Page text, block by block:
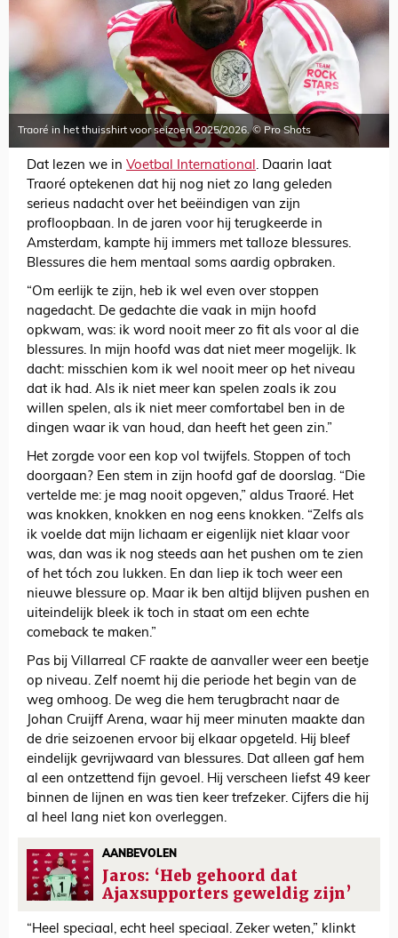
Traoré in het thuisshirt voor seizoen 2025/2026. © Pro Shots
Dat lezen we in Voetbal International. Daarin laat
Traoré optekenen dat hij nog niet zo lang geleden
serieus nadacht over het beëindigen van zijn
profloopbaan. In de jaren voor hij terugkeerde in
Amsterdam, kampte hij immers met talloze blessures.
Blessures die hem mentaal soms aardig opbraken.
“Om eerlijk te zijn, heb ik wel even over stoppen
nagedacht. De gedachte die vaak in mijn hoofd
opkwam, was: ik word nooit meer zo fit als voor al die
blessures. In mijn hoofd was dat niet meer mogelijk. Ik
dacht: misschien kom ik wel nooit meer op het niveau
dat ik had. Als ik niet meer kan spelen zoals ik zou
willen spelen, als ik niet meer comfortabel ben in de
dingen waar ik van houd, dan heeft het geen zin.”
Het zorgde voor een kop vol twijfels. Stoppen of toch
doorgaan? Een stem in zijn hoofd gaf de doorslag. “Die
vertelde me: je mag nooit opgeven,” aldus Traoré. Het
was knokken, knokken en nog eens knokken. “Zelfs als
ik voelde dat mijn lichaam er eigenlijk niet klaar voor
was, dan was ik nog steeds aan het pushen om te zien
of het tóch zou lukken. En dan liep ik toch weer een
nieuwe blessure op. Maar ik ben altijd blijven pushen en
uiteindelijk bleek ik toch in staat om een echte
comeback te maken.”
Pas bij Villarreal CF raakte de aanvaller weer een beetje
op niveau. Zelf noemt hij die periode het begin van de
weg omhoog. De weg die hem terugbracht naar de
Johan Cruijff Arena, waar hij meer minuten maakte dan
de drie seizoenen ervoor bij elkaar opgeteld. Hij bleef
eindelijk gevrijwaard van blessures. Dat alleen gaf hem
al een ontzettend fijn gevoel. Hij verscheen liefst 49 keer
binnen de lijnen en was tien keer trefzeker. Cijfers die hij
al heel lang niet kon overleggen.
AANBEVOLEN
Jaros: ‘Heb gehoord dat
Ajaxsupporters geweldig zijn’
“Heel speciaal, echt heel speciaal. Zeker weten,” klinkt